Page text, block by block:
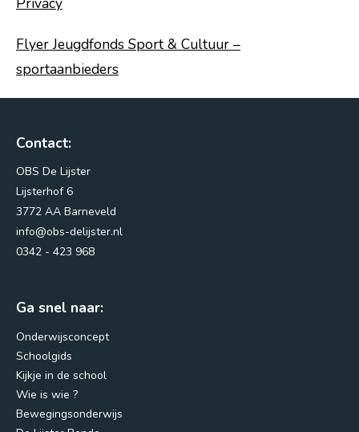
Lijsterhof 6
Routebeschrijving
Flyer Jeugdfonds Sport & Cultuur –
sportaanbieders
Contact:
OBS De Lijster
Lijsterhof 6
3772 AA Barneveld
info@obs-delijster.nl
0342 - 423 968
Ga snel naar:
Onderwijsconcept
Schoolgids
Kijkje in de school
Wie is wie ?
Bewegingsonderwijs